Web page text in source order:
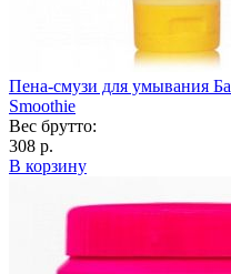
Пена-смузи для умывания
Smoothie
Вес брутто:
308 р.
В корзину